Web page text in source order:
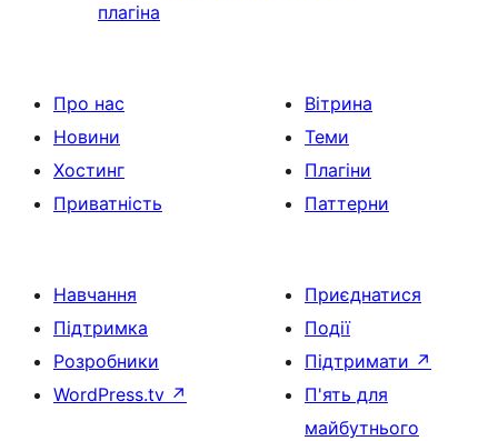
плагіна
Про нас
Новини
Хостинг
Приватність
Вітрина
Теми
Плагіни
Паттерни
Навчання
Підтримка
Розробники
WordPress.tv ↗
Приєднатися
Події
Підтримати ↗
П'ять для
майбутнього